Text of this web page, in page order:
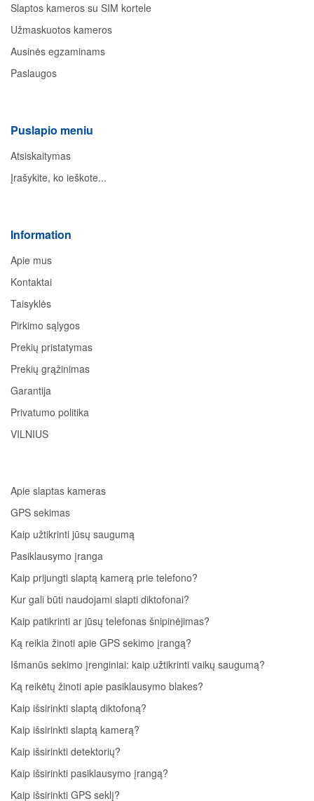
Slaptos kameros su SIM kortele
Užmaskuotos kameros
Ausinės egzaminams
Paslaugos
Puslapio meniu
Atsiskaitymas
Įrašykite, ko ieškote...
Information
Apie mus
Kontaktai
Taisyklės
Pirkimo sąlygos
Prekių pristatymas
Prekių grąžinimas
Garantija
Privatumo politika
VILNIUS
Apie slaptas kameras
GPS sekimas
Kaip užtikrinti jūsų saugumą
Pasiklausymo įranga
Kaip prijungti slaptą kamerą prie telefono?
Kur gali būti naudojami slapti diktofonai?
Kaip patikrinti ar jūsų telefonas šnipinėjimas?
Ką reikia žinoti apie GPS sekimo įrangą?
Išmanūs sekimo įrenginiai: kaip užtikrinti vaikų saugumą?
Ką reikėtų žinoti apie pasiklausymo blakes?
Kaip išsirinkti slaptą diktofoną?
Kaip išsirinkti slaptą kamerą?
Kaip išsirinkti detektorių?
Kaip išsirinkti pasiklausymo įrangą?
Kaip išsirinkti GPS seklį?